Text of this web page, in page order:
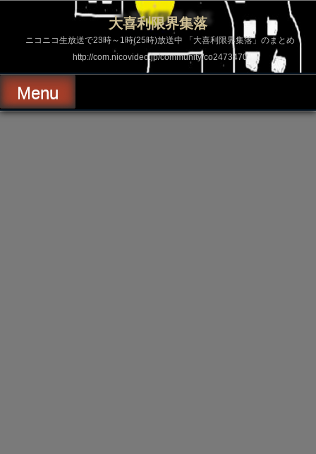
ス
ッ
プ
大喜利限界集落
ニコニコ生放送で23時～1時(25時)放送中 「大喜利限界集落」のまとめ
http://com.nicovideo.jp/community/co2473470
Menu